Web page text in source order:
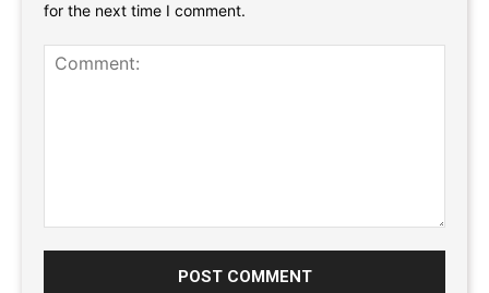
for the next time I comment.